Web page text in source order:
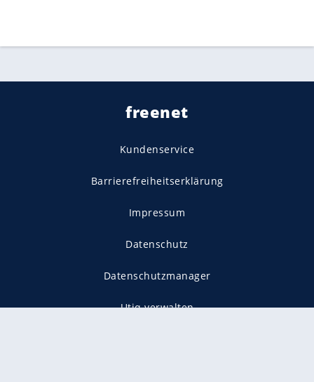
freenet
Kundenservice
Barrierefreiheitserklärung
Impressum
Datenschutz
Datenschutzmanager
Utiq verwalten